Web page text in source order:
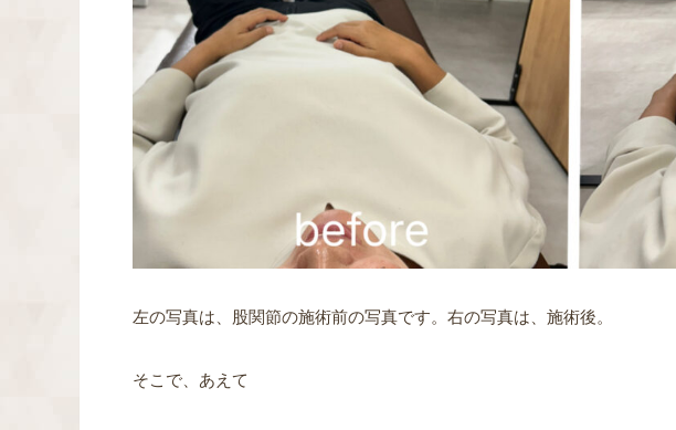
左の写真は、股関節の施術前の写真です。右の写真は、施術後。
そこで、あえて